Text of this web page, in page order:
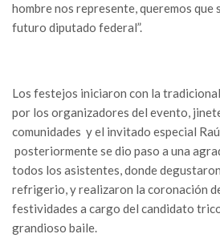
hombre nos represente, queremos que
futuro diputado federal”.
Los festejos iniciaron con la
por los organizadores del evento,
comunidades y el invitado especial
posteriormente se dio paso a una
todos los asistentes, donde
refrigerio, y realizaron la coronación
festividades a cargo del candidato
grandioso baile.